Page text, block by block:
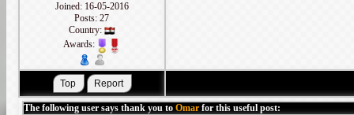
Joined: 16-05-2016
Posts: 27
Country:
Awards:
The following user says thank you to Omar for this useful post: